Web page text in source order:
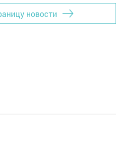
новости